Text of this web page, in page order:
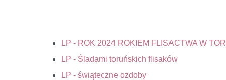
LP - ROK 2024 ROKIEM FLISACTWA W
LP - Śladami toruńskich flisaków
LP - świąteczne ozdoby